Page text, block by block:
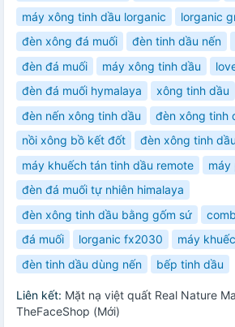
máy xông tinh dầu lorganic
lorganic
đèn xông đá muối
đèn tinh dầu nến
đèn đá muối
máy xông tinh dầu
đèn đá muối hymalaya
xông tinh dầu
đèn nến xông tinh dầu
đèn xông tinh
nồi xông bồ kết đốt
đèn xông tinh
máy khuếch tán tinh dầu remote
máy
đèn đá muối tự nhiên himalaya
đèn xông tinh dầu bằng gốm sứ
đá muối
lorganic fx2030
máy
đèn tinh dầu dùng nến
bếp tinh dầu
Liên kết: Mặt nạ việt quất Real Nature
TheFaceShop (Mới)